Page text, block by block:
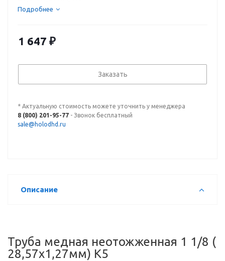
Подробнее
1 647 ₽
Заказать
* Актуальную стоимость можете уточнить у менеджера
8 (800) 201-95-77 - Звонок бесплатный
sale@holodhd.ru
Описание
Труба медная неотожженная 1 1/8 (
28,57x1,27мм) K5